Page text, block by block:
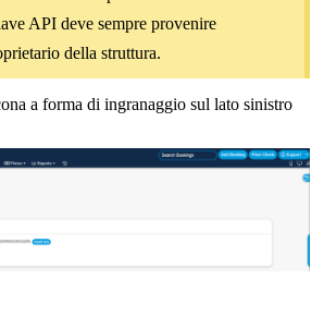
API deve sempre provenire
della struttura.
a forma di ingranaggio sul lato sinistro